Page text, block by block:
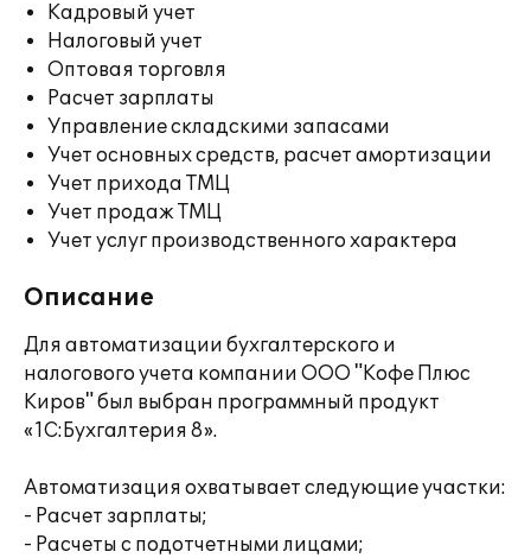
Кадровый учет
Налоговый учет
Оптовая торговля
Расчет зарплаты
Управление складскими запасами
Учет основных средств, расчет амортизации
Учет прихода ТМЦ
Учет продаж ТМЦ
Учет услуг производственного характера
Описание
Для автоматизации бухгалтерского и
налогового учета компании ООО "Кофе Плюс
Киров" был выбран программный продукт
«1С:Бухгалтерия 8».
Автоматизация охватывает следующие участки:
- Расчет зарплаты;
- Расчеты с подотчетными лицами;